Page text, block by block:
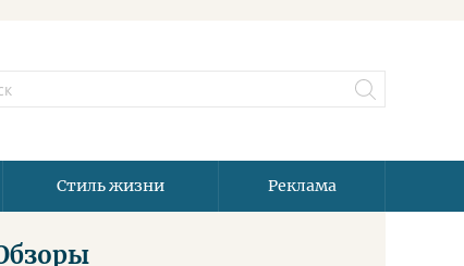
Стиль жизни Реклама